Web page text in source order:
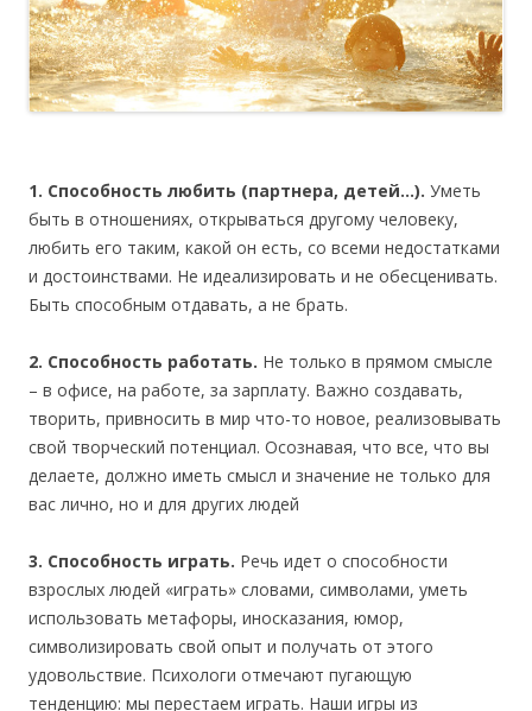
1. Способность любить (партнера, детей…). Уметь
быть в отношениях, открываться другому человеку,
любить его таким, какой он есть, со всеми недостатками
и достоинствами. Не идеализировать и не обесценивать.
Быть способным отдавать, а не брать.
2. Способность работать. Не только в прямом смысле
– в офисе, на работе, за зарплату. Важно создавать,
творить, привносить в мир что-то новое, реализовывать
свой творческий потенциал. Осознавая, что все, что вы
делаете, должно иметь смысл и значение не только для
вас лично, но и для других людей
3. Способность играть. Речь идет о способности
взрослых людей «играть» словами, символами, уметь
использовать метафоры, иносказания, юмор,
символизировать свой опыт и получать от этого
удовольствие. Психологи отмечают пугающую
тенденцию: мы перестаем играть. Наши игры из